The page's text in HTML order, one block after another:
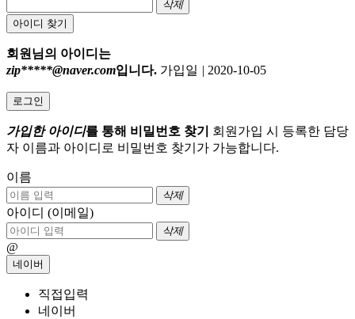
삭제
아이디 찾기
회원님의 아이디는
zip*****@naver.com입니다. 가입일 | 2020-10-05
로그인
가입한 아이디를 통해 비밀번호 찾기
회원가입 시 등록한 담당
자 이름과 아이디로 비밀번호 찾기가 가능합니다.
이름
삭제
아이디 (이메일)
삭제
@
네이버
직접입력
네이버